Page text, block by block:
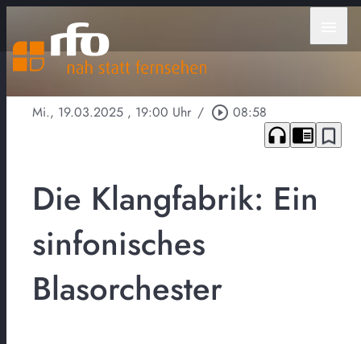
Mi., 19.03.2025 , 19:00 Uhr / play_circle_outline 08:58
headphones chrome_reader_mode bookmark_border
Die Klangfabrik: Ein
sinfonisches
Blasorchester